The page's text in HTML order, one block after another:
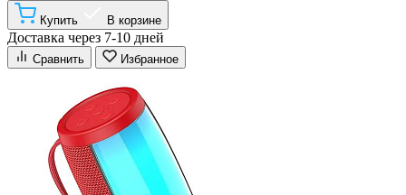
Купить В корзине
Доставка через 7-10 дней
Сравнить Избранное